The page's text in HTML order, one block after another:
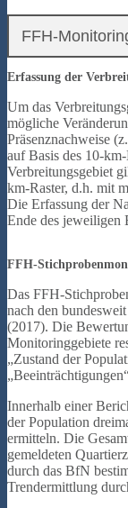
FFH-
Erfassung der
Um das
mögliche
Präsenznachweise
auf Basis des 10-
Verbreitungsgebiet
km-Raster, d.h. mit
Die Erfassung der
Ende des jeweiligen
FFH-
Das FFH-
nach den
(2017). Die
Monitoringgebiete
„Zustand der
Innerhalb einer
der Population
ermitteln. Die
gemeldeten
durch das BfN
Trendermittlung